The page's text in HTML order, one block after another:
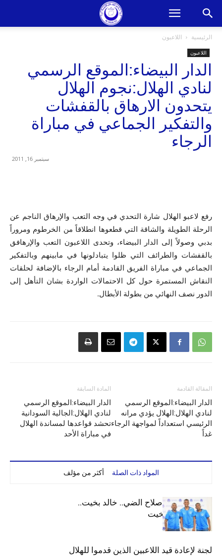
الرئيسية اللاعبون
اللاعبون
الدار البيضاء:الموقع الرسمي
لنادي الهلال:نجوم الهلال
يتحدون الارهاق بالقفشات
والتفكير الجماعي في مباراة
الرجاء
سبتمبر 16, 2011
رفع لاعبو الهلال شارة التحدي في وجه التعب والإرهاق الناجم عن
الرحلة الطويلة والشاقة التي قطعوها انطلاقاً من الخرطوم ومروراً
بدبي وصولاً إلى الدار البيضاء، وتحدى اللاعبون التعب والإرهافق
بالقفشات والطرائف التي ظلوا يتبادلونها في مابينهم وبالتفكير
الجماعي في مباراة الفريق القادمة أمام الرجاء بالإضافة لحلقات
النقاش المستمرة حول كل الاحتمالات الواردة بشان التأهل إلى
الدور نصف النهائي من بطولة الأبطال.
المادة السابقة
الدار البيضاء:الموقع الرسمي
لنادي الهلال:الجالية السودانية
تحشد قواعدها لمساندة الهلال
في مباراة الأحد
المقالة القادمة
الدار البيضاء:الموقع الرسمي
لنادي الهلال:الهلال يؤدي مرانه
الرئيسي استعداداً لمواجهة الرجاء
غداً
المواد ذات الصلة أكثر من مؤلف
الهلال يعيد قيد صلاح الضي.. خالد بخيت..
جوليت وعمر بخيت
لجنة لإعادة قيد اللاعبين الذين قدموا للهلال